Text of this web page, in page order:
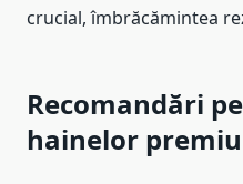
crucial, îmbrăcămintea
Recomandări
hainelor